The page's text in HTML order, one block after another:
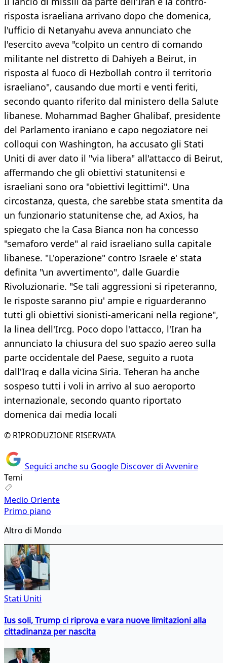
risposta israeliana arrivano dopo che domenica,
l'ufficio di Netanyahu aveva annunciato che
l'esercito aveva "colpito un centro di comando
militante nel distretto di Dahiyeh a Beirut, in
risposta al fuoco di Hezbollah contro il territorio
israeliano", causando due morti e venti feriti,
secondo quanto riferito dal ministero della Salute
libanese. Mohammad Bagher Ghalibaf, presidente
del Parlamento iraniano e capo negoziatore nei
colloqui con Washington, ha accusato gli Stati
Uniti di aver dato il "via libera" all'attacco di Beirut,
affermando che gli obiettivi statunitensi e
israeliani sono ora "obiettivi legittimi". Una
circostanza, questa, che sarebbe stata smentita da
un funzionario statunitense che, ad Axios, ha
spiegato che la Casa Bianca non ha concesso
"semaforo verde" al raid israeliano sulla capitale
libanese. "L'operazione" contro Israele e' stata
definita "un avvertimento", dalle Guardie
Rivoluzionarie. "Se tali aggressioni si ripeteranno,
le risposte saranno piu' ampie e riguarderanno
tutti gli obiettivi sionisti-americani nella regione",
la linea dell'Ircg. Poco dopo l'attacco, l'Iran ha
annunciato la chiusura del suo spazio aereo sulla
parte occidentale del Paese, seguito a ruota
dall'Iraq e dalla vicina Siria. Teheran ha anche
sospeso tutti i voli in arrivo al suo aeroporto
internazionale, secondo quanto riportato
domenica dai media locali
© RIPRODUZIONE RISERVATA
Seguici anche su Google Discover di Avvenire
Temi
Medio Oriente
Primo piano
Altro di Mondo
Stati Uniti
Ius soli, Trump ci riprova e vara nuove limitazioni alla
cittadinanza per nascita